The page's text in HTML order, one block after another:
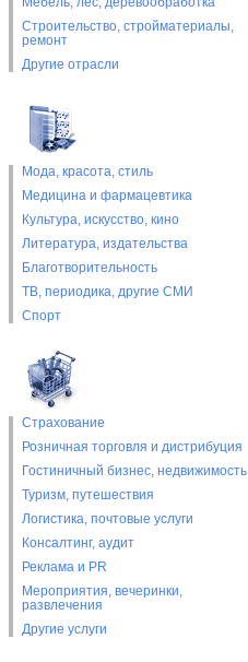
Строительство, стройматериалы,
ремонт
Другие отрасли
Мода, красота, стиль
Медицина и фармацевтика
Культура, искусство, кино
Литература, издательства
Благотворительность
ТВ, периодика, другие СМИ
Спорт
Страхование
Розничная торговля и дистрибуция
Гостиничный бизнес, недвижимость
Туризм, путешествия
Логистика, почтовые услуги
Консалтинг, аудит
Реклама и PR
Мероприятия, вечеринки,
развлечения
Другие услуги